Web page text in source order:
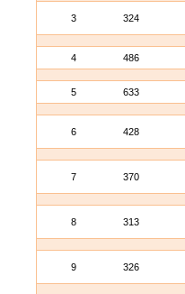
3 324
4 486
5 633
6 428
7 370
8 313
9 326